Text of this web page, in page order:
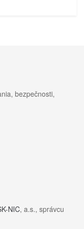
bezpečnosti,
NIC, a.s., správcu